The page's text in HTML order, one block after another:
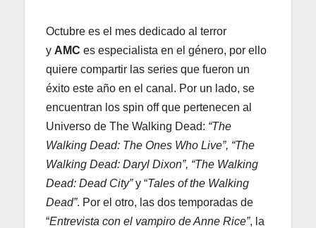
Octubre es el mes dedicado al terror
y AMC es especialista en el género, por ello
quiere compartir las series que fueron un
éxito este año en el canal. Por un lado, se
encuentran los spin off que pertenecen al
Universo de The Walking Dead: “The
Walking Dead: The Ones Who Live”, “The
Walking Dead: Daryl Dixon”, “The Walking
Dead: Dead City”y “Tales of the Walking
Dead”. Por el otro, las dos temporadas de
“Entrevista con el vampiro de Anne Rice”, la